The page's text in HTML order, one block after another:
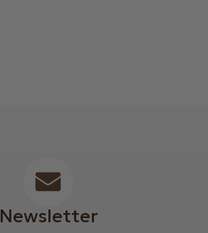
Newsletter